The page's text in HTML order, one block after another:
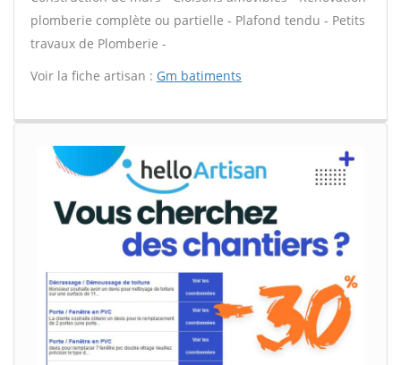
plomberie complète ou partielle - Plafond tendu - Petits
travaux de Plomberie -
Voir la fiche artisan : Gm batiments